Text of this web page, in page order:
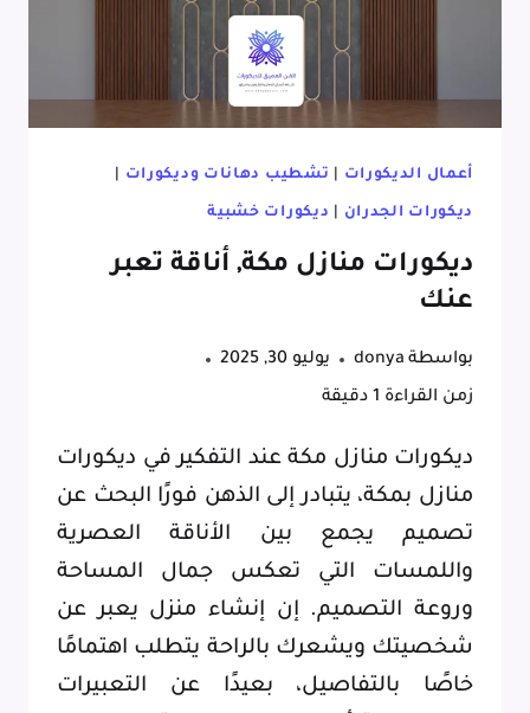
أعمال الديكورات تشطيب دهانات وديكورات
ديكورات الجدران ديكورات خشبية
ديكورات منازل مكة, أناقة تعبر
عنك
بواسطة donya
يوليو 30, 2025
زمن القراءة
دقيقة
ديكورات منازل مكة عند التفكير في ديكورات
منازل بمكة، يتبادر إلى الذهن فورًا البحث عن
تصميم يجمع بين الأناقة العصرية
واللمسات التي تعكس جمال المساحة
وروعة التصميم. إن إنشاء منزل يعبر عن
شخصيتك ويشعرك بالراحة يتطلب اهتمامًا
خاصًا بالتفاصيل، بعيدًا عن التعبيرات